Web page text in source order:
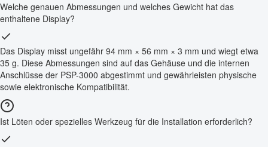
Welche genauen Abmessungen und welches Gewicht hat das
enthaltene Display?
Das Display misst ungefähr 94 mm × 56 mm × 3 mm und wiegt etwa
35 g. Diese Abmessungen sind auf das Gehäuse und die internen
Anschlüsse der PSP-3000 abgestimmt und gewährleisten physische
sowie elektronische Kompatibilität.
Ist Löten oder spezielles Werkzeug für die Installation erforderlich?